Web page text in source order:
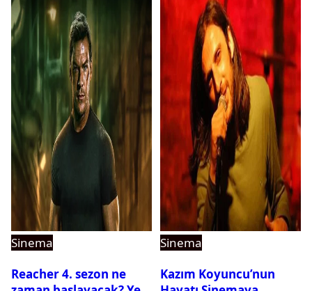
Sinema
Reacher 4. sezon ne
Sinema
Kazım Koyuncu’nun